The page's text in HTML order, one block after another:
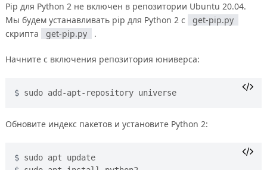
Pip для Python 2 не включен в репозитории Ubuntu 20.04.
Мы будем устанавливать pip для Python 2 с
get-pip.py
скрипта
get-pip.py .
Начните с включения репозитория юниверса:
sudo add-apt-repository universe
Обновите индекс пакетов и установите Python 2:
sudo apt update